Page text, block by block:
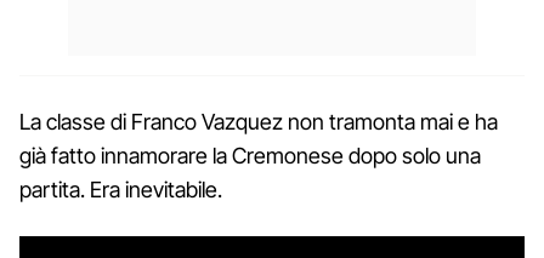
La classe di Franco Vazquez non tramonta mai e ha
già fatto innamorare la Cremonese dopo solo una
partita. Era inevitabile.